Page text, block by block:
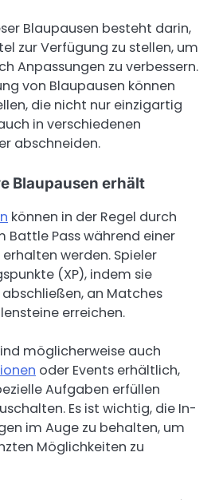
Blaupausen besteht darin,
zur Verfügung zu stellen, um
Anpassungen zu verbessern.
von Blaupausen können
die nicht nur einzigartig
in verschiedenen
abschneiden.
Blaupausen erhält
können in der Regel durch
Battle Pass während einer
werden. Spieler
(XP), indem sie
an Matches
erreichen.
möglicherweise auch
oder Events erhältlich,
Aufgaben erfüllen
Es ist wichtig, die In-
im Auge zu behalten, um
Möglichkeiten zu